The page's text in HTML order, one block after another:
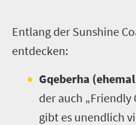
Entlang der Sunshine
entdecken:
Gqeberha
der auch
gibt es unendlich